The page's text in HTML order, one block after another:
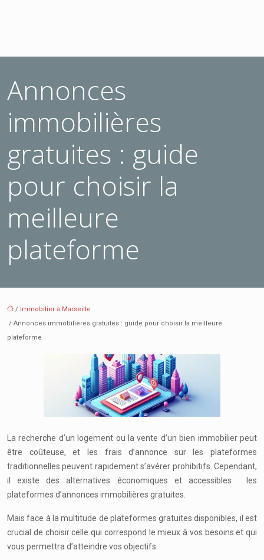
Annonces
immobilières
gratuites : guide
pour choisir la
meilleure
plateforme
/ Immobilier à Marseille
/ Annonces immobilières gratuites : guide pour choisir la meilleure
plateforme
La recherche d’un logement ou la vente d’un bien immobilier peut
être coûteuse, et les frais d’annonce sur les plateformes
traditionnelles peuvent rapidement s’avérer prohibitifs. Cependant,
il existe des alternatives économiques et accessibles : les
plateformes d’annonces immobilières gratuites.
Mais face à la multitude de plateformes gratuites disponibles, il est
crucial de choisir celle qui correspond le mieux à vos besoins et qui
vous permettra d’atteindre vos objectifs.